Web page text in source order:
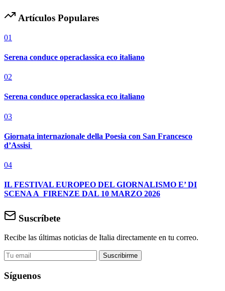
Artículos Populares
01
Serena conduce operaclassica eco italiano
02
Serena conduce operaclassica eco italiano
03
Giornata internazionale della Poesia con San Francesco
d’Assisi
04
IL FESTIVAL EUROPEO DEL GIORNALISMO E’ DI
SCENA A FIRENZE DAL 10 MARZO 2026
Suscríbete
Recibe las últimas noticias de Italia directamente en tu correo.
Suscribirme
Síguenos